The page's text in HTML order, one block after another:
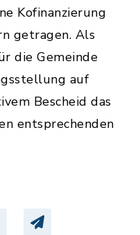
Kofinanzierung
getragen. Als
die Gemeinde
auf
Bescheid das
entsprechenden